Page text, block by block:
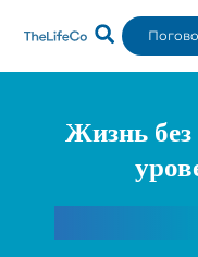
Жизнь без